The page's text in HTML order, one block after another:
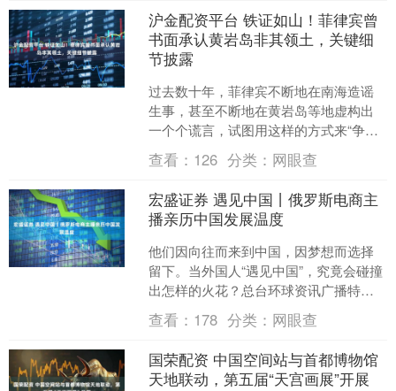
沪金配资平台 铁证如山！菲律宾曾
书面承认黄岩岛非其领土，关键细
节披露
过去数十年，菲律宾不断地在南海造谣
生事，甚至不断地在黄岩岛等地虚构出
一个个谎言，试图用这样的方式来“争
夺”主权。但在菲律宾的谎言叙事中，漏
掉了一个关键的细节，一....
查看： 126 分类： 网眼查
宏盛证券 遇见中国丨俄罗斯电商主
播亲历中国发展温度
他们因向往而来到中国，因梦想而选择
留下。当外国人“遇见中国”，究竟会碰撞
出怎样的火花？总台环球资讯广播特别
策划“遇见中国”，聆听外国友人与中国
的“对话”。 在东....
查看： 178 分类： 网眼查
国荣配资 中国空间站与首都博物馆
天地联动，第五届“天宫画展”开展